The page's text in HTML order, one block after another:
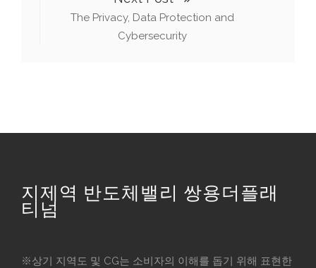
The Privacy, Data Protection and
Cybersecurity
지제역 반도체밸리 쌍용더플래
티넘
※상기 지역도 및 CG는 소비자의 이해를 돕기 위해 표현한